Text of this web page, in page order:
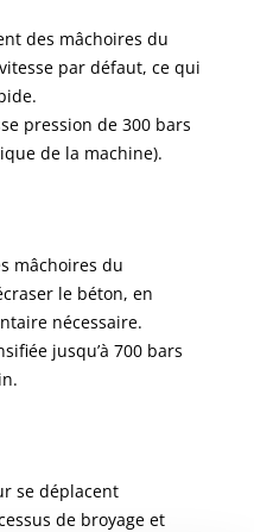
des mâchoires du
par défaut, ce qui
pression de 300 bars
de la machine).
mâchoires du
le béton, en
nécessaire.
jusqu’à 700 bars
se déplacent
de broyage et